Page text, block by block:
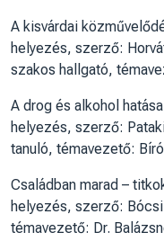
A kisvárdai
helyezés, szerző:
szakos hallgató,
A drog és alkohol
helyezés, szerző:
tanuló, témavezető:
Családban marad –
helyezés, szerző:
témavezető: Dr.